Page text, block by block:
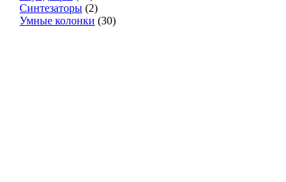
Синтезаторы (2)
Умные колонки (30)